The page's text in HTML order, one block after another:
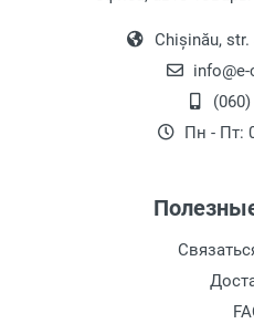
ароматной чашкой
Молотый или
Вопрос
помолотый перед
решена просто,
преимущества
также несколько
Chișinău,
Пн - Пт: